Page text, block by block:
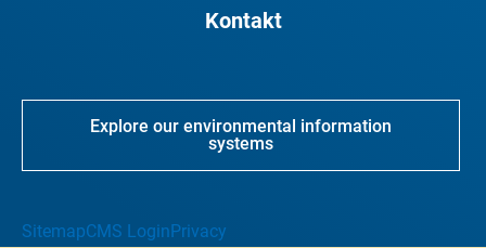
Kontakt
Explore our environmental information
systems
SitemapCMS LoginPrivacy